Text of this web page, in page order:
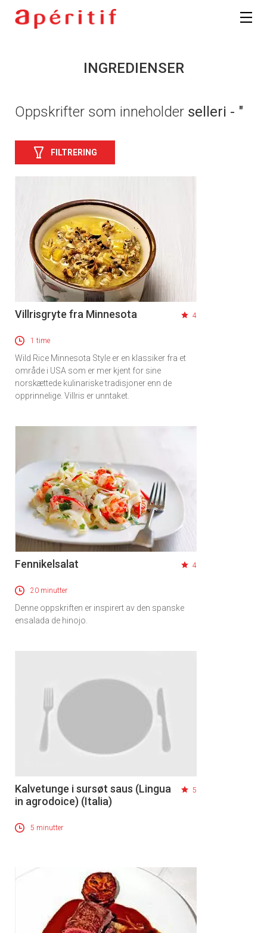
INGREDIENSER
Oppskrifter som inneholder selleri - "
FILTRERING
Villrisgryte fra Minnesota 4
1 time
Wild Rice Minnesota Style er en klassiker fra et
område i USA som er mer kjent for sine
norskættede kulinariske tradisjoner enn de
opprinnelige. Villris er unntaket.
Fennikelsalat 4
20 minutter
Denne oppskriften er inspirert av den spanske
ensalada de hinojo.
Kalvetunge i sursøt saus (Lingua
in agrodoice) (Italia)
5
5 minutter